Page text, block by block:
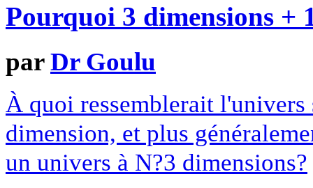
Pourquoi 3 dimensions +
parDr Goulu
À quoi ressemblerait
dimension, et plus
un univers à N?3 dimensions?